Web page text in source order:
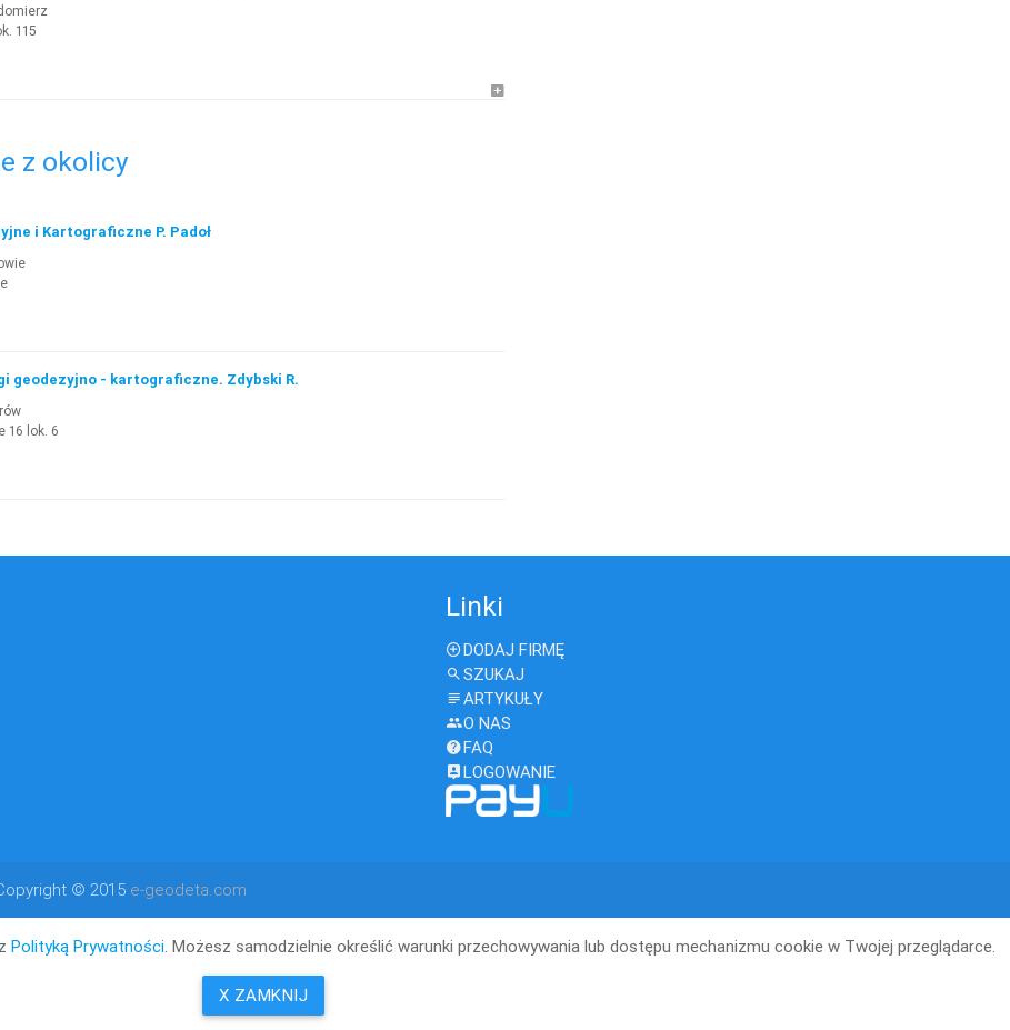
115
z okolicy
i Kartograficzne P. Padoł
geodezyjno - kartograficzne. Zdybski R.
16 lok. 6
Linki
DODAJ FIRMĘ
SZUKAJ
ARTYKUŁY
O NAS
FAQ
LOGOWANIE
© 2015 e-geodeta.com
Polityką Prywatności. Możesz samodzielnie określić warunki przechowywania lub dostępu mechanizmu cookie w Twojej przeglądarce.
X ZAMKNIJ